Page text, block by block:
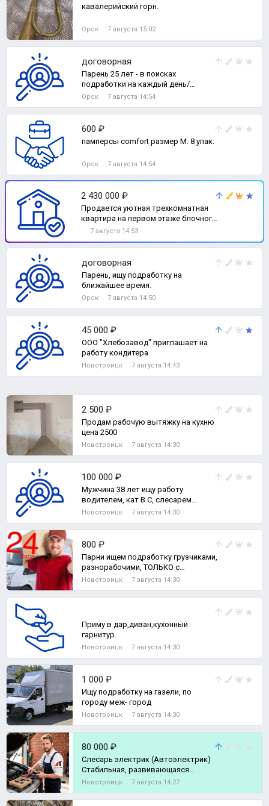
кавалерийский горн.
Орск 7 августа 15:02
договорная
Парень 25 лет - в поисках
подработки на каждый день/
монолит/монтаж/демонтаж можно
Орск 7 августа 14:54
600 ₽
памперсы comfort размер М. 8 упак.
Орск 7 августа 14:54
2 430 000 ₽
Продается уютная трехкомнатная
квартира на первом этаже блочного
дома, построенного в 1964 году., 3-
7 августа 14:53
договорная
Парень, ищу подработку на
ближайшее время.
Орск 7 августа 14:50
45 000 ₽
ООО "Хлебозавод" приглашает на
работу кондитера
Новотроицк 7 августа 14:43
2 500 ₽
Продам рабочую вытяжку на кухню
цена 2500
Новотроицк 7 августа 14:30
100 000 ₽
Мужчина 38 лет ищу работу
водителем, кат В С, слесарем
ремонтником 5 р, стропальщик,
Новотроицк 7 августа 14:30
800 ₽
Парни ищем подработку грузчиками,
разнорабочими, ТОЛЬКО с
почасовой оплатой
Новотроицк 7 августа 14:30
Приму в дар,диван,кухонный
гарнитур.
Новотроицк 7 августа 14:30
1 000 ₽
Ищу подработку на газели, по
городу меж- город
Новотроицк 7 августа 14:30
80 000 ₽
Слесарь электрик (Автоэлектрик)
Стабильная, развивающаяся
компания АНСЕР, специализируется
Новотроицк 7 августа 14:27